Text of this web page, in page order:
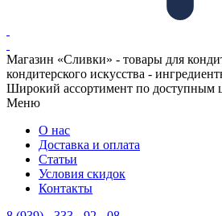
Магазин «Сливки» - товары для
кондитерского искусства -
Широкий ассортимент по доступным
Меню
О нас
Доставка и оплата
Статьи
Условия скидок
Контакты